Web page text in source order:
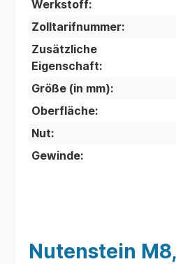
Nutenstein
Werkstoff:
Zolltarifnummer:
Zusätzliche
Eigenschaft:
Größe (in mm):
Oberfläche:
Nut:
Gewinde: